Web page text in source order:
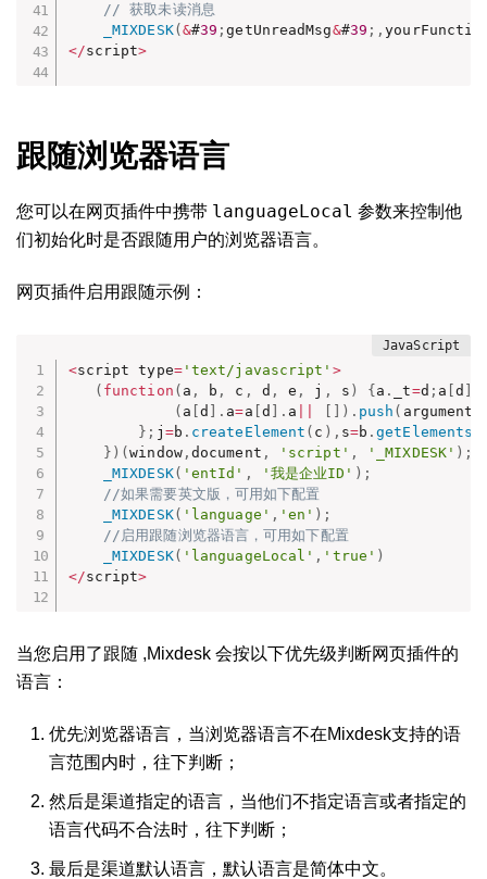
// 获取未读消息
_MIXDESK( &#39 ;getUnreadMsg&#39 ; ,
</script>
跟随浏览器语言
您可以在网页插件中携带 languageLocal 参数来控制他
们初始化时是否跟随用户的浏览器语言。
网页插件启用跟随示例：
<script type='text/javascript' >
( function ( a , b , c , d , e , j , s ) { a . _t=d ; a [d
( a [d . a=a d . a ) . push ( arguments
} ; j =b . createElement ( c ) , s=b .
} ) (window, document , 'script' , '_MIXDESK' ) ;
_MIXDESK( 'entId' , '我是企业ID' ) ;
//如果需要英文版，可用如下配置
_MIXDESK( 'language' , 'en' ) ;
//启用跟随浏览器语言，可用如下配置
_MIXDESK( 'languageLocal' , 'true' )
</script>
当您启用了跟随 ,Mixdesk 会按以下优先级判断网页插件的
语言：
优先浏览器语言，当浏览器语言不在Mixdesk支持的语
言范围内时，往下判断；
然后是渠道指定的语言，当他们不指定语言或者指定的
语言代码不合法时，往下判断；
最后是渠道默认语言，默认语言是简体中文。